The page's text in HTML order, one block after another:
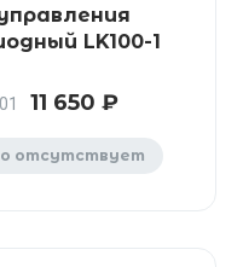
LK100-1
11 650 ₽
отсутствует